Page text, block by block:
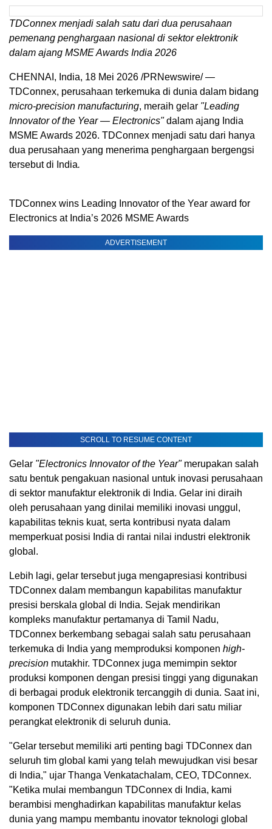
TDConnex menjadi salah satu dari dua perusahaan
pemenang penghargaan nasional di sektor elektronik
dalam ajang MSME Awards India 2026
CHENNAI, India, 18 Mei 2026 /PRNewswire/ —
TDConnex, perusahaan terkemuka di dunia dalam bidang
micro-precision manufacturing, meraih gelar "Leading
Innovator of the Year — Electronics"dalam ajang India
MSME Awards 2026. TDConnex menjadi satu dari hanya
dua perusahaan yang menerima penghargaan bergengsi
tersebut di India.
TDConnex wins Leading Innovator of the Year award for
Electronics at India’s 2026 MSME Awards
ADVERTISEMENT
SCROLL TO RESUME CONTENT
Gelar "Electronics Innovator of the Year"merupakan salah
satu bentuk pengakuan nasional untuk inovasi perusahaan
di sektor manufaktur elektronik di India. Gelar ini diraih
oleh perusahaan yang dinilai memiliki inovasi unggul,
kapabilitas teknis kuat, serta kontribusi nyata dalam
memperkuat posisi India di rantai nilai industri elektronik
global.
Lebih lagi, gelar tersebut juga mengapresiasi kontribusi
TDConnex dalam membangun kapabilitas manufaktur
presisi berskala global di India. Sejak mendirikan
kompleks manufaktur pertamanya di Tamil Nadu,
TDConnex berkembang sebagai salah satu perusahaan
terkemuka di India yang memproduksi komponen high-
precision mutakhir. TDConnex juga memimpin sektor
produksi komponen dengan presisi tinggi yang digunakan
di berbagai produk elektronik tercanggih di dunia. Saat ini,
komponen TDConnex digunakan lebih dari satu miliar
perangkat elektronik di seluruh dunia.
"Gelar tersebut memiliki arti penting bagi TDConnex dan
seluruh tim global kami yang telah mewujudkan visi besar
di India," ujar Thanga Venkatachalam, CEO, TDConnex.
"Ketika mulai membangun TDConnex di India, kami
berambisi menghadirkan kapabilitas manufaktur kelas
dunia yang mampu membantu inovator teknologi global